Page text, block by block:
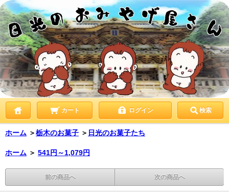
カート ログイン 検索
ホーム ＞栃木のお菓子 ＞ 日光のお菓子たち
ホーム ＞ 541円～1,079円
前の商品へ 次の商品へ